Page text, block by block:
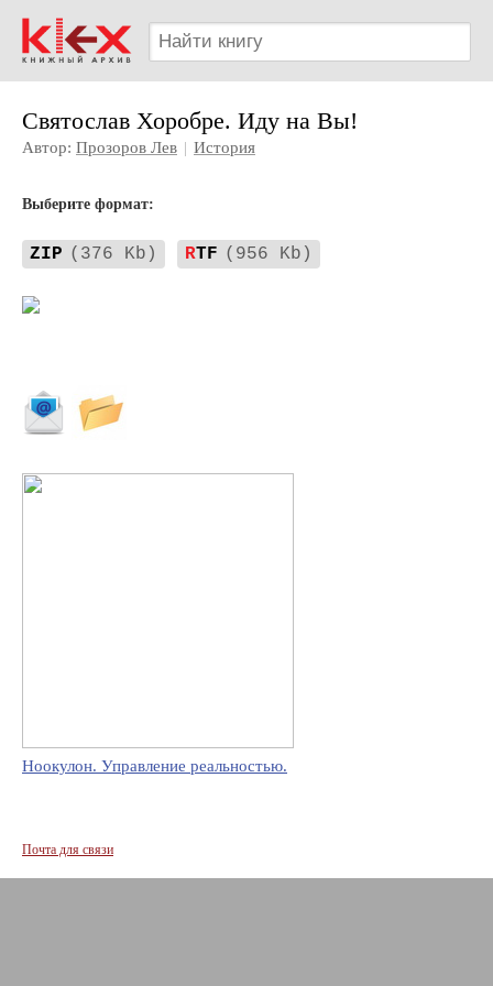
Святослав Хоробре. Иду на Вы!
Автор: Прозоров Лев | История
Выберите формат:
ZIP (376 Kb) RTF (956 Kb)
Ноокулон. Управление реальностью.
Почта для связи